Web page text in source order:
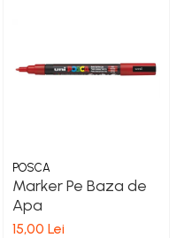
POSCA
Marker Pe Baza de
Apa
15,00 Lei